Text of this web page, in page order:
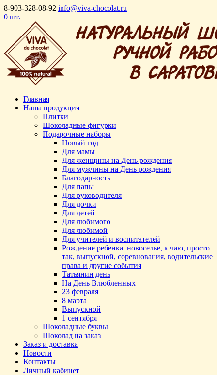
8-903-328-08-92 info@viva-chocolat.ru
0 шт.
Главная
Наша продукция
Плитки
Шоколадные фигурки
Подарочные наборы
Новый год
Для мамы
Для женщины на День рождения
Для мужчины на День рождения
Благодарность
Для папы
Для руководителя
Для дочки
Для детей
Для любимого
Для любимой
Для учителей и воспитателей
Рождение ребенка, новоселье, к чаю, просто
так, выпускной, соревнования, водительские
права и другие события
Татьянин день
На День Влюбленных
23 февраля
8 марта
Выпускной
1 сентября
Шоколадные буквы
Шоколад на заказ
Заказ и доставка
Новости
Контакты
Личный кабинет